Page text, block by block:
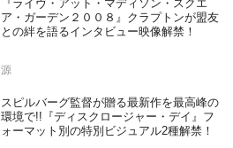
『ライヴ・アット・マディソン・スクエ
ア・ガーデン２００８』クラプトンが盟友
との絆を語るインタビュー映像解禁！
源
スピルバーグ監督が贈る最新作を最高峰の
環境で!!『ディスクロージャー・デイ』フ
ォーマット別の特別ビジュアル2種解禁！